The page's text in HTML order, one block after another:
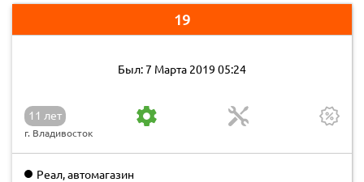
19
Был: 7 Марта 2019 05:24
11 лет
г. Владивосток
Реал, автомагазин